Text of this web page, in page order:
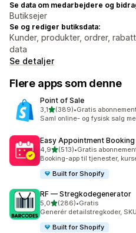
Se data om medarbejdere og
Butiksejer
Se og rediger butiksdata:
Kunder, produkter, ordrer,
data
Se detaljer
Flere apps som denne
Point of Sale
3,1ud af 5 stjerner
(389)
389 anmeldelser i alt
•Gratis
Saml online- og fysisk salg
Easy Appointment
4,9ud af 5 stjerner
(513)
513 anmeldelser i alt
•Gratis
Booking-app til tjenester,
Built for Shopify
RF — Stregkodegenerator
5,0ud af 5 stjerner
(286)
286 anmeldelser i alt
•Gratis
Generér detailstregkoder,
Built for Shopify